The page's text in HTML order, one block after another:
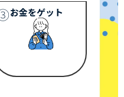
お金をゲット